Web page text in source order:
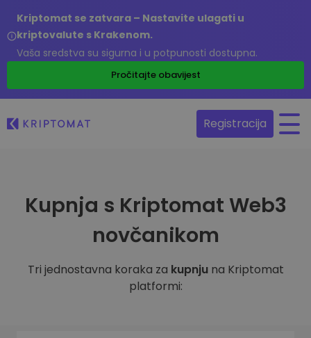
Kriptomat se zatvara – Nastavite ulagati u
kriptovalute s Krakenom.
Vaša sredstva su sigurna i u potpunosti dostupna.
Pročitajte obavijest
Registracija
Kupnja s Kriptomat Web3
novčanikom
Tri jednostavna koraka za kupnju na Kriptomat
platformi: